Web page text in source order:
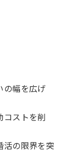
の幅を広げ
コストを削
活の限界を突